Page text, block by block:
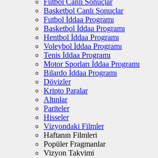
Futbol Canlı Sonuçlar
Basketbol Canlı Sonuçlar
Futbol İddaa Programı
Basketbol İddaa Programı
Hentbol İddaa Programı
Voleybol İddaa Programı
Tenis İddaa Programı
Motor Sporları İddaa Programı
Bilardo İddaa Programı
Dövizler
Kripto Paralar
Altınlar
Pariteler
Hisseler
Vizyondaki Filmler
Haftanın Filmleri
Popüler Fragmanlar
Vizyon Takvimi